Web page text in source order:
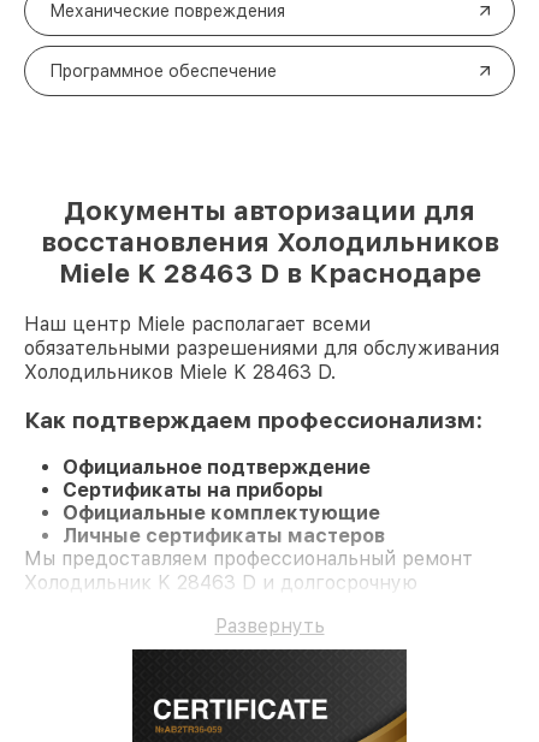
Механические повреждения
Программное обеспечение
Документы авторизации для
восстановления Холодильников
Miele K 28463 D в Краснодаре
Наш центр Miele располагает всеми
обязательными разрешениями для обслуживания
Холодильников Miele K 28463 D.
Как подтверждаем профессионализм:
Официальное подтверждение
Сертификаты на приборы
Официальные комплектующие
Личные сертификаты мастеров
Мы предоставляем профессиональный ремонт
Холодильник K 28463 D и долгосрочную
Развернуть